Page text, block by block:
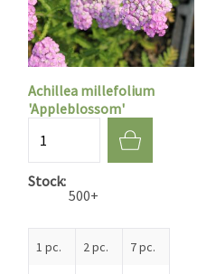
Achillea millefolium
'Appleblossom'
Stock
500+
1 pc. 2 pc. 7 pc.